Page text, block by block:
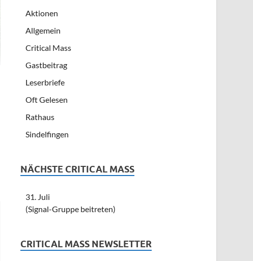
Aktionen
Allgemein
Critical Mass
Gastbeitrag
Leserbriefe
Oft Gelesen
Rathaus
Sindelfingen
NÄCHSTE CRITICAL MASS
31. Juli
(Signal-Gruppe beitreten)
CRITICAL MASS NEWSLETTER